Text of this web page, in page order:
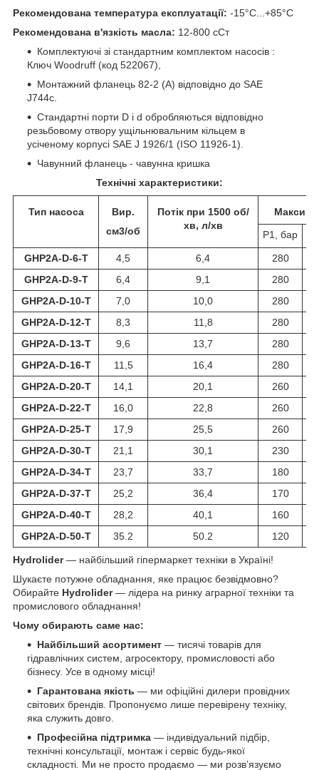
Рекомендована температура експлуатації: -15°С...+85°С
Рекомендована в'язкість масла: 12-800 сСт
Комплектуючі зі стандартним комплектом насосів :
Ключ Woodruff (код 522067),
Монтажний фланець 82-2 (A) відповідно до SAE
J744c.
Стандартні порти D і d обробляються відповідно
резьбовому отвору ущільнювальним кільцем в
усіченому корпусі SAE J 1926/1 (ISO 11926-1).
Чавунний фланець - чавунна кришка
Технічні характеристики:
Тип насоса
Вир.
см3/об
Потік при 1500 об/
хв, л/хв
Р1, бар
GHP2A-D-6-T 4,5 6,4 280
GHP2A-D-9-T
6,4 9,1 280
GHP2A-D-10-T
7,0 10,0 280
GHP2A-D-12-T
8,3 11,8 280
GHP2A-D-13-T
9,6 13,7 280
GHP2A-D-16-T
11,5 16,4 280
GHP2A-D-20-T
14,1 20,1 260
GHP2A-D-22-T
16,0 22,8 260
GHP2A-D-25-T
17,9 25,5 260
GHP2A-D-30-T
21,1 30,1 230
GHP2A-D-34-T
23,7 33,7 180
GHP2A-D-37-T
25,2 36,4 170
GHP2A-D-40-T
28,2 40,1 160
GHP2A-D-50-T
35.2 50.2 120
Hydrolider— найбільший гіпермаркет техніки в Україні!
Шукаєте потужне обладнання, яке працює безвідмовно?
Обирайте Hydrolider— лідера на ринку аграрної техніки та
промислового обладнання!
Чому обирають саме нас:
Найбільший асортимент — тисячі товарів для
гідравлічних систем, агросектору, промисловості або
бізнесу. Усе в одному місці!
Гарантована якість — ми офіційні дилери провідних
світових брендів. Пропонуємо лише перевірену техніку,
яка служить довго.
Професійна підтримка — індивідуальний підбір,
технічні консультації, монтаж і сервіс будь-якої
складності. Ми не просто продаємо — ми розв’язуємо